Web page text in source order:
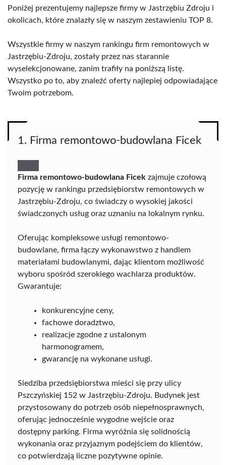
Poniżej prezentujemy najlepsze firmy w Jastrzębiu Zdroju i
okolicach, które znalazły się w naszym zestawieniu TOP 8.
Wszystkie firmy w naszym rankingu firm remontowych w
Jastrzębiu-Zdroju, zostały przez nas starannie
wyselekcjonowane, zanim trafiły na poniższą listę.
Wszystko po to, aby znaleźć oferty najlepiej odpowiadające
Twoim potrzebom.
1. Firma remontowo-budowlana Ficek
Firma remontowo-budowlana Ficek zajmuje czołową
pozycję w rankingu przedsiębiorstw remontowych w
Jastrzębiu-Zdroju, co świadczy o wysokiej jakości
świadczonych usług oraz uznaniu na lokalnym rynku.
Oferując kompleksowe usługi remontowo-
budowlane, firma łączy wykonawstwo z handlem
materiałami budowlanymi, dając klientom możliwość
wyboru spośród szerokiego wachlarza produktów.
Gwarantuje:
konkurencyjne ceny,
fachowe doradztwo,
realizacje zgodne z ustalonym
harmonogramem,
gwarancję na wykonane usługi.
Siedziba przedsiębiorstwa mieści się przy ulicy
Pszczyńskiej 152 w Jastrzębiu-Zdroju. Budynek jest
przystosowany do potrzeb osób niepełnosprawnych,
oferując jednocześnie wygodne wejście oraz
dostępny parking. Firma wyróżnia się solidnością
wykonania oraz przyjaznym podejściem do klientów,
co potwierdzają liczne pozytywne opinie.